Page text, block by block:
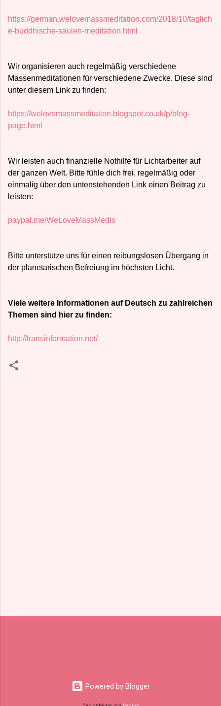
https://german.welovemassmeditation.com/2018/10/taglich
e-buddhische-saulen-meditation.html
Wir organisieren auch regelmäßig verschiedene
Massenmeditationen für verschiedene Zwecke. Diese sind
unter diesem Link zu finden:
https://welovemassmeditation.blogspot.co.uk/p/blog-
page.html
Wir leisten auch finanzielle Nothilfe für Lichtarbeiter auf
der ganzen Welt. Bitte fühle dich frei, regelmäßig oder
einmalig über den untenstehenden Link einen Beitrag zu
leisten:
paypal.me/WeLoveMassMedis
Bitte unterstütze uns für einen reibungslosen Übergang in
der planetarischen Befreiung im höchsten Licht.
Viele weitere Informationen auf Deutsch zu zahlreichen
Themen sind hier zu finden:
http://transinformation.net/
Powered by Blogger